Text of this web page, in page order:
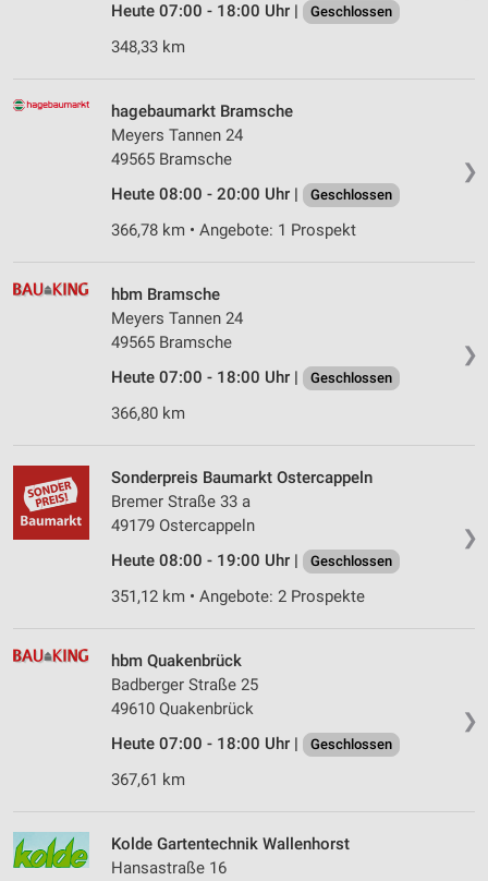
Heute 07:00 - 18:00 Uhr |
Geschlossen
348,33 km
❯
hagebaumarkt Bramsche
Meyers Tannen 24
49565 Bramsche
Heute 08:00 - 20:00 Uhr |
Geschlossen
366,78 km • Angebote: 1 Prospekt
❯
hbm Bramsche
Meyers Tannen 24
49565 Bramsche
Heute 07:00 - 18:00 Uhr |
Geschlossen
366,80 km
❯
Sonderpreis Baumarkt Ostercappeln
Bremer Straße 33 a
49179 Ostercappeln
Heute 08:00 - 19:00 Uhr |
Geschlossen
351,12 km • Angebote: 2 Prospekte
❯
hbm Quakenbrück
Badberger Straße 25
49610 Quakenbrück
Heute 07:00 - 18:00 Uhr |
Geschlossen
367,61 km
Kolde Gartentechnik Wallenhorst
Hansastraße 16